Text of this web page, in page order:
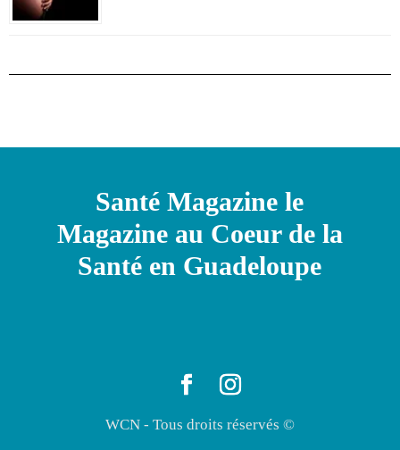
Santé Magazine le
Magazine au Coeur de la
Santé en Guadeloupe
WCN - Tous droits réservés ©